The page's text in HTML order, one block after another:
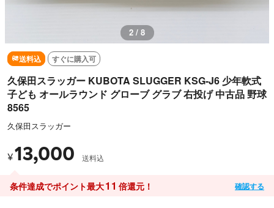
2 / 8
送料込 すぐに購入可
久保田スラッガー KUBOTA SLUGGER KSG-J6 少年軟式
子ども オールラウンド グローブ グラブ 右投げ 中古品 野球
8565
久保田スラッガー
¥13,000 送料込
条件達成でポイント最大11 倍還元！ 確認する